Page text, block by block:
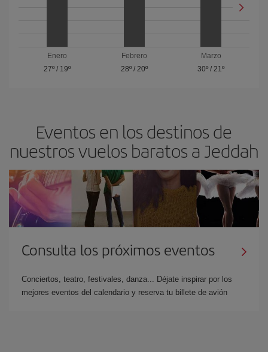
Enero
27º/ 19º
Febrero
28º/ 20º
Marzo
30º /21º
Eventos en los destinos de
nuestros vuelos baratos a Jeddah
Consulta los próximos eventos
Conciertos, teatro, festivales, danza... Déjate inspirar por los
mejores eventos del calendario y reserva tu billete de avión